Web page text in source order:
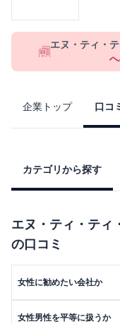
エヌ・ティ・
企業トップ 口コ
カテゴリから探す
エヌ・ティ・ティ
の口コミ
女性に勧めたい会社か
女性男性を平等に扱うか